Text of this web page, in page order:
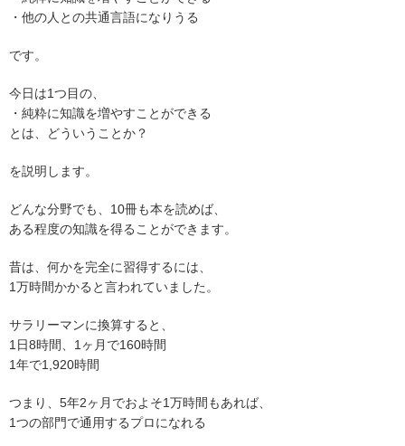
・他の人との共通言語になりうる
です。
今日は1つ目の、
・純粋に知識を増やすことができる
とは、どういうことか？
を説明します。
どんな分野でも、10冊も本を読めば、
ある程度の知識を得ることができます。
昔は、何かを完全に習得するには、
1万時間かかると言われていました。
サラリーマンに換算すると、
1日8時間、1ヶ月で160時間
1年で1,920時間
つまり、5年2ヶ月でおよそ1万時間もあれば、
1つの部門で通用するプロになれる